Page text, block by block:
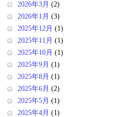
2026年3月 (2)
2026年1月 (3)
2025年12月 (1)
2025年11月 (1)
2025年10月 (1)
2025年9月 (1)
2025年8月 (1)
2025年6月 (2)
2025年5月 (1)
2025年4月 (1)